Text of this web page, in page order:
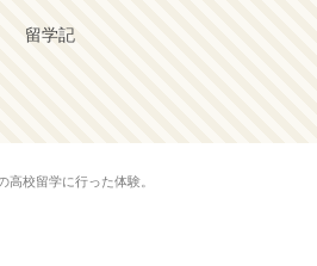
留学記
高校留学に行った体験。